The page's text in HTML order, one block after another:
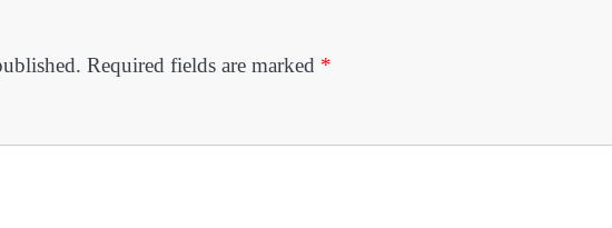
Required fields are marked *